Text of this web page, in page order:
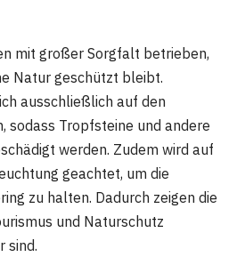
mit großer Sorgfalt betrieben,
Natur geschützt bleibt.
ausschließlich auf den
sodass Tropfsteine und andere
werden. Zudem wird auf
geachtet, um die
zu halten. Dadurch zeigen die
und Naturschutz
sind.